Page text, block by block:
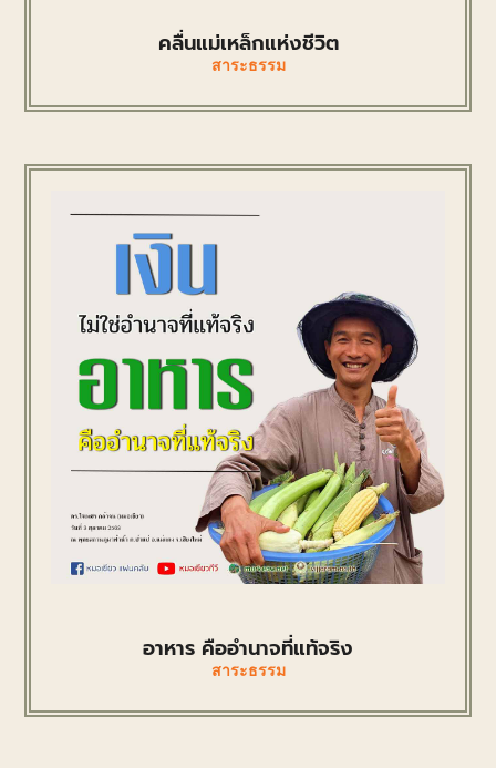
คลื่นแม่เหล็กแห่งชีวิต
สาระธรรม
อาหาร คืออำนาจที่แท้จริง
สาระธรรม